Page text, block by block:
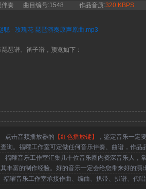
伴奏 曲目编号:1548 作品音质:320 KBPS
聪 - 玫瑰花 琵琶演奏原声原曲.mp3
琵琶谱、笛子谱，预览如下：
击音频播放器的 【红色播放键】
，鉴定音乐一定
询。福曜工作室可定做任何音乐伴奏、曲谱，作品
曜音乐工作室汇集几十位音乐圈内资深音乐人，
丰富的制作经验。好的音乐一定会给您带来好的演
曜音乐工作室承接作曲、编曲、扒带、扒谱、代唱